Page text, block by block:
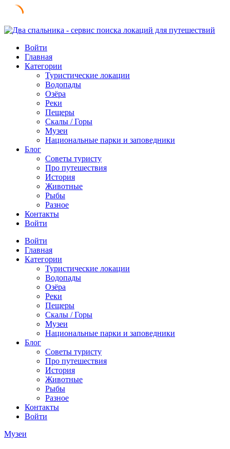
Skip
contentВойти
Главная
Категории
Туристические локации
Водопады
Озёра
Реки
Пещеры
Скалы / Горы
Музеи
Национальные парки и заповедники
Блог
Советы туристу
Про путешествия
История
Животные
Рыбы
Разное
Контакты
Войти
Войти
Главная
Категории
Туристические локации
Водопады
Озёра
Реки
Пещеры
Скалы / Горы
Музеи
Национальные парки и заповедники
Блог
Советы туристу
Про путешествия
История
Животные
Рыбы
Разное
Контакты
Войти
Музеи